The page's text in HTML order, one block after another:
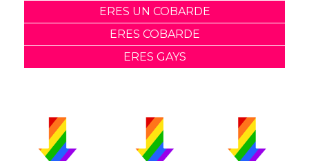
ERES UN COBARDE
ERES COBARDE
ERES GAYS